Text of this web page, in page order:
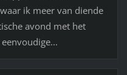
ik meer van diende
avond met het